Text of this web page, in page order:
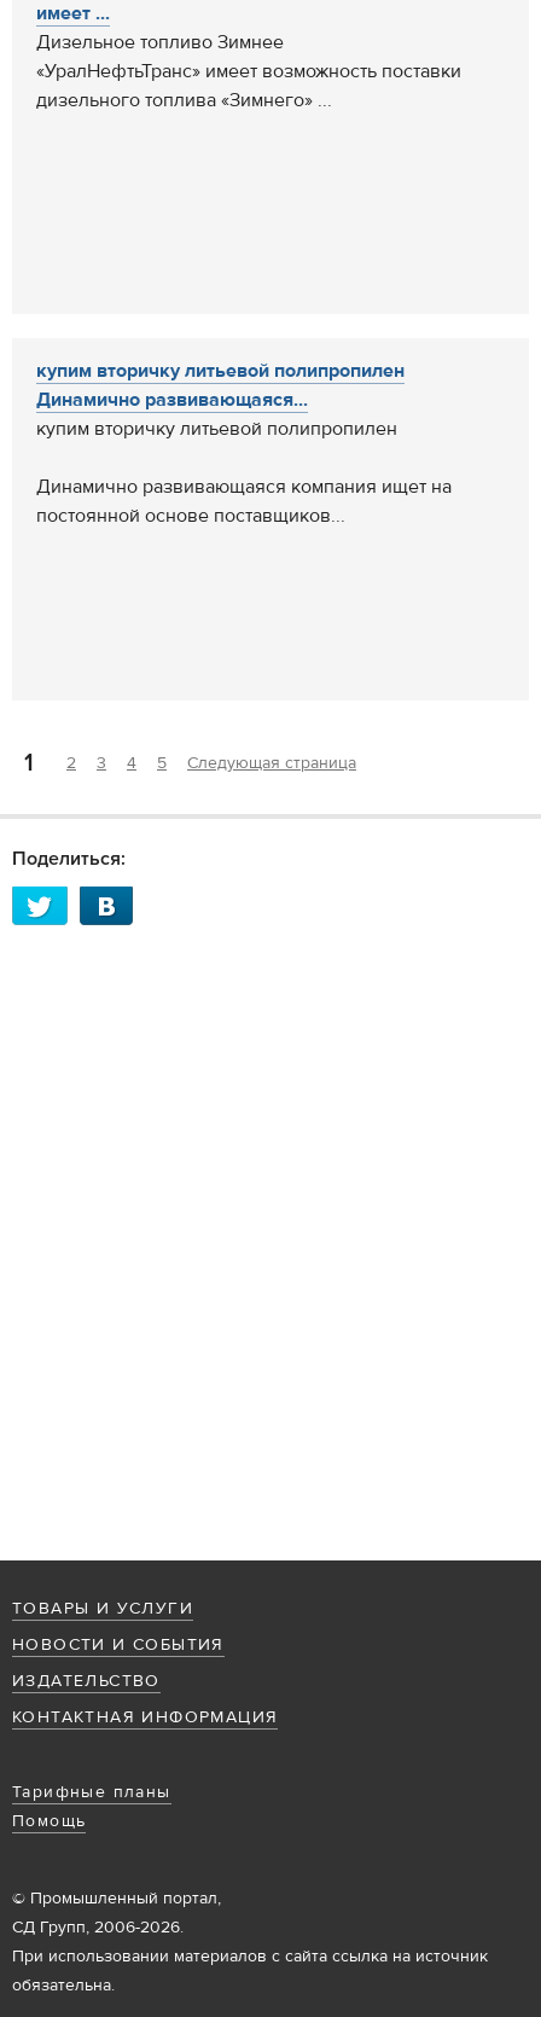
имеет ...
Дизельное топливо Зимнее
«УралНефтьТранс» имеет возможность поставки
дизельного топлива «Зимнего» ...
купим вторичку литьевой полипропилен
Динамично развивающаяся...
купим вторичку литьевой полипропилен
Динамично развивающаяся компания ищет на
постоянной основе поставщиков...
1 2 3 4 5 Следующая страница
Поделиться:
ТОВАРЫ И УСЛУГИ
НОВОСТИ И СОБЫТИЯ
ИЗДАТЕЛЬСТВО
КОНТАКТНАЯ ИНФОРМАЦИЯ
Тарифные планы
Помощь
© Промышленный портал,
СД Групп, 2006-2026.
При использовании материалов с сайта ссылка на источник
обязательна.